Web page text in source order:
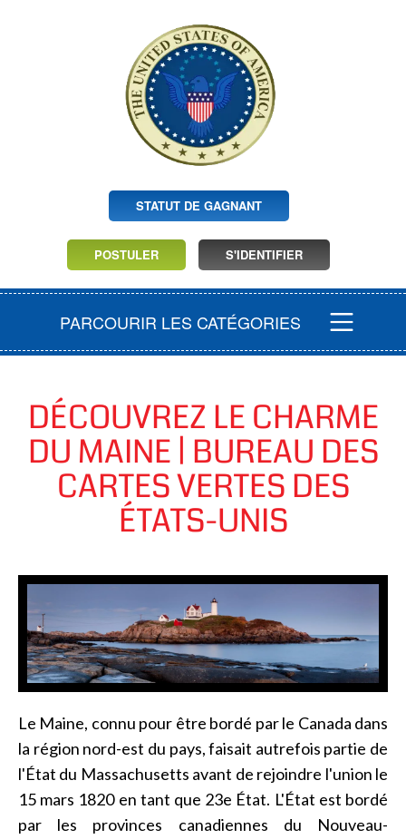
STATUT DE GAGNANT
POSTULER S'IDENTIFIER
PARCOURIR LES CATÉGORIES
DÉCOUVREZ LE CHARME
DU MAINE | BUREAU DES
CARTES VERTES DES
ÉTATS-UNIS
Le Maine, connu pour être bordé par le Canada dans
la région nord-est du pays, faisait autrefois partie de
l'État du Massachusetts avant de rejoindre l'union le
15 mars 1820 en tant que 23e État. L'État est bordé
par les provinces canadiennes du Nouveau-